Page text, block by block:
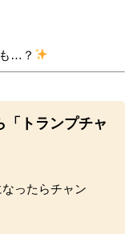
…？
「トランプチャ
ったらチャン